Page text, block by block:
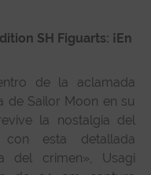
SH Figuarts: ¡En
de la aclamada
de Sailor Moon en su
la nostalgia del
esta detallada
del crimen», Usagi